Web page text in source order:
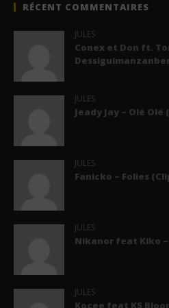
RÉCENT COMMENTAIRES
JULES
Conex et Don ft.
JULES
Jeady Jay – Olé
JULES
Fanicko – Folies
JULES
Nikanor feat Kiko
JULES
Kocee feat KS